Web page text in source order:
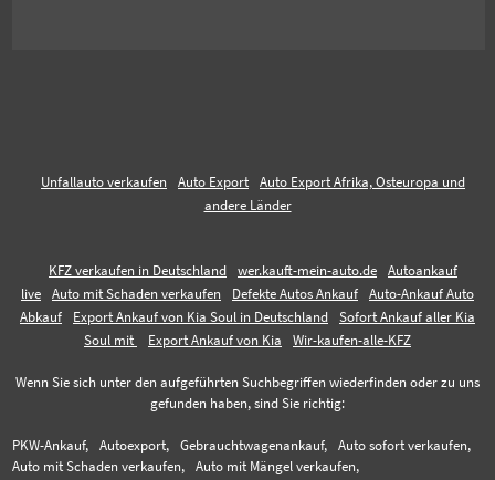
Unfallauto verkaufen Auto Export
Auto Export Afrika, Osteuropa und
andere Länder
KFZ verkaufen in Deutschland wer.kauft-mein-auto.de
Autoankauf
live
Auto mit Schaden verkaufen Defekte Autos Ankauf
Auto-Ankauf Auto
Abkauf
Export Ankauf von Kia Soul in Deutschland
Sofort Ankauf aller Kia
Soul mit
Export Ankauf von Kia Wir-kaufen-alle-KFZ
Wenn Sie sich unter den aufgeführten Suchbegriffen wiederfinden oder zu uns
gefunden haben, sind Sie richtig:
PKW-Ankauf, Autoexport, Gebrauchtwagenankauf,
Auto sofort verkaufen,
Auto mit Schaden verkaufen,
Auto mit Mängel verkaufen,